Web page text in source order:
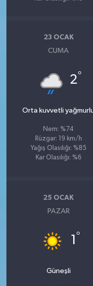
23 OCAK
CUMA
2°
Orta kuvvetli
Nem: %74
Rüzgar: 19 km/h
Yağış Olasılığı: %85
Kar Olasılığı: %6
25 OCAK
PAZAR
1 °
Güneşli